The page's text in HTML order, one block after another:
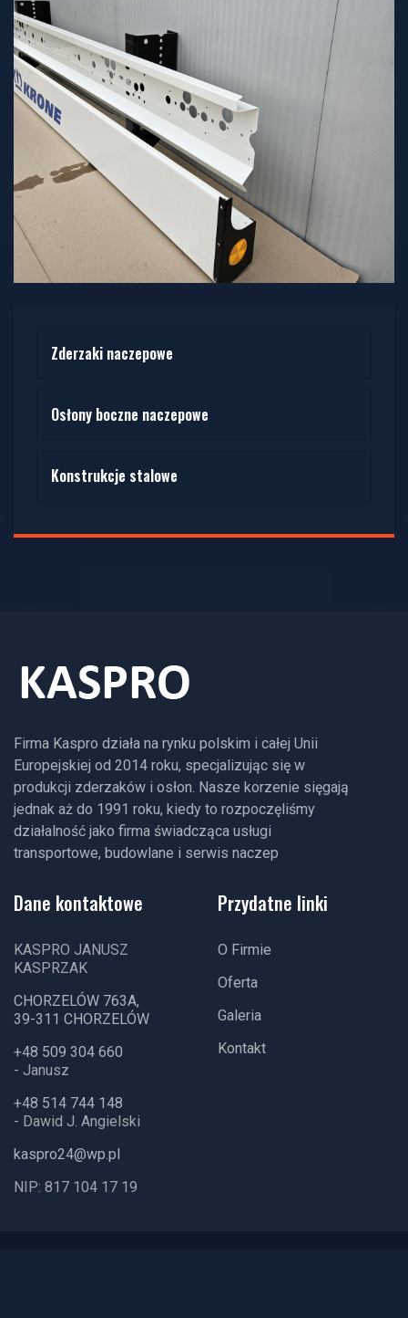
Zderzaki naczepowe
Osłony boczne naczepowe
Konstrukcje stalowe
Firma Kaspro działa na rynku polskim i całej Unii
Europejskiej od 2014 roku, specjalizując się w
produkcji zderzaków i osłon. Nasze korzenie sięgają
jednak aż do 1991 roku, kiedy to rozpoczęliśmy
działalność jako firma świadcząca usługi
transportowe, budowlane i serwis naczep
Dane kontaktowe
KASPRO JANUSZ
KASPRZAK
CHORZELÓW 763A,
39-311 CHORZELÓW
+48 509 304 660
- Janusz
+48 514 744 148
- Dawid J. Angielski
kaspro24@wp.pl
NIP: 817 104 17 19
Przydatne linki
O Firmie
Oferta
Galeria
Kontakt